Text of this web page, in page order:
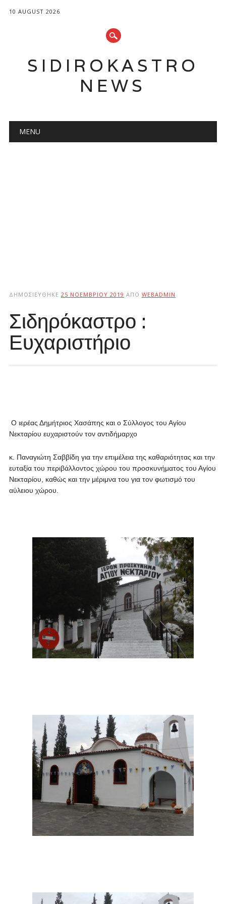
10 AUGUST 2026
SIDIROKASTRO
NEWS
Main menu
MENU
ΔΗΜΟΣΙΕΎΘΗΚΕ 25 ΝΟΕΜΒΡΊΟΥ 2019 ΑΠΌ WEBADMIN
Σιδηρόκαστρο :
Ευχαριστήριο
Ο ιερέας Δημήτριος Χασάπης και ο Σύλλογος του Αγίου
Νεκταρίου ευχαριστούν τον αντιδήμαρχο
κ. Παναγιώτη Σαββίδη για την επιμέλεια της καθαριότητας και την
ευταξία του περιβάλλοντος χώρου του προσκυνήματος του Αγίου
Νεκταρίου, καθώς και την μέριμνα του για τον φωτισμό του
αύλειου χώρου.